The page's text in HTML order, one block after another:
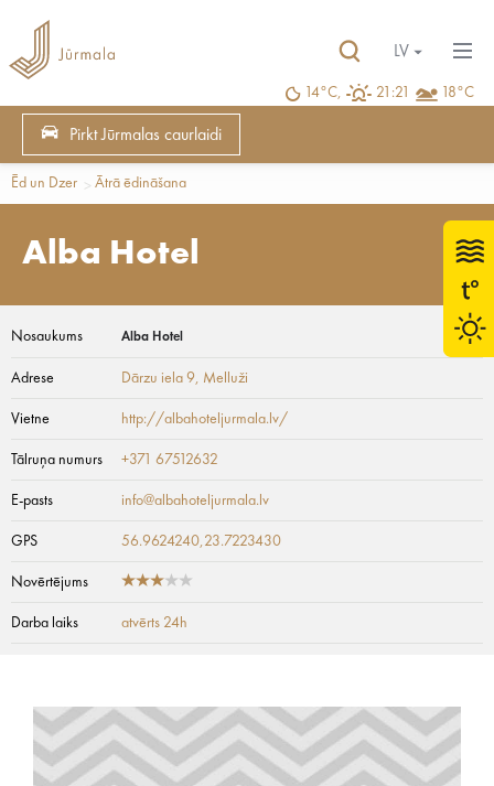
14°C, 21:21 18°C
LV
Pirkt Jūrmalas caurlaidi
Ēd un Dzer Ātrā ēdināšana
Alba Hotel
Nosaukums Alba Hotel
Adrese Dārzu iela 9, Melluži
Vietne http://albahoteljurmala.lv/
Tālruņa numurs +371 67512632
E-pasts info@albahoteljurmala.lv
GPS 56.9624240,23.7223430
Novērtējums
Darba laiks atvērts 24h